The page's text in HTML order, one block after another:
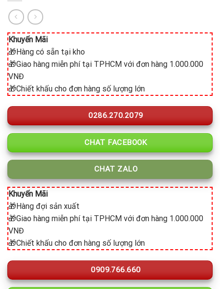
Khuyến Mãi
🎁Hàng có sẵn tại kho
🎁Giao hàng miễn phí tại TPHCM với đơn hàng 1.000.000
VNĐ
🎁Chiết khấu cho đơn hàng số lượng lớn
0286.270.2079
CHAT FACEBOOK
CHAT ZALO
Khuyến Mãi
🎁Hàng đợi sản xuất
🎁Giao hàng miễn phí tại TPHCM với đơn hàng 1.000.000
VNĐ
🎁Chiết khấu cho đơn hàng số lượng lớn
0909.766.660